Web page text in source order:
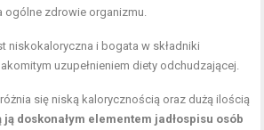
zdrowie organizmu.
niskokaloryczna i bogata w składniki
uzupełnieniem diety odchudzającej.
się niską kalorycznością oraz dużą ilością
doskonałym elementem jadłospisu osób